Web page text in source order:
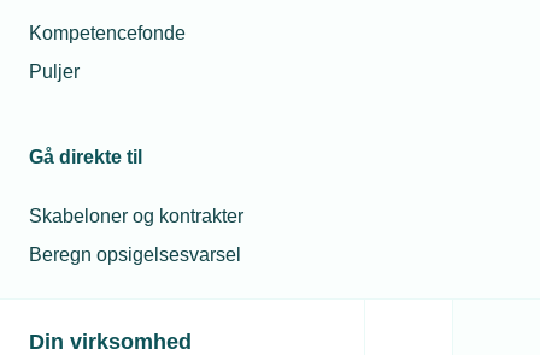
Kompetencefonde
Puljer
Gå direkte til
Skabeloner og kontrakter
Beregn opsigelsesvarsel
Din virksomhed
Netværk
TEKNIQ repræsenterer og samler interesserne for de
danske beslagsmede.